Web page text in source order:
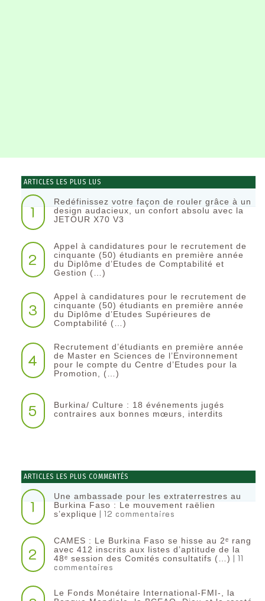
ARTICLES LES PLUS LUS
1
Redéfinissez votre façon de rouler grâce à un
design audacieux, un confort absolu avec la
JETOUR X70 V3
2
Appel à candidatures pour le recrutement de
cinquante (50) étudiants en première année
du Diplôme d’Etudes de Comptabilité et
Gestion (…)
3
Appel à candidatures pour le recrutement de
cinquante (50) étudiants en première année
du Diplôme d’Etudes Supérieures de
Comptabilité (…)
4
Recrutement d’étudiants en première année
de Master en Sciences de l’Environnement
pour le compte du Centre d’Etudes pour la
Promotion, (…)
5
Burkina/ Culture : 18 événements jugés
contraires aux bonnes mœurs, interdits
ARTICLES LES PLUS COMMENTÉS
1
Une ambassade pour les extraterrestres au
Burkina Faso : Le mouvement raëlien
s’explique | 12 commentaires
2
CAMES : Le Burkina Faso se hisse au 2ᵉ rang
avec 412 inscrits aux listes d’aptitude de la
48ᵉ session des Comités consultatifs (…) | 11
commentaires
Le Fonds Monétaire International-FMI-, la